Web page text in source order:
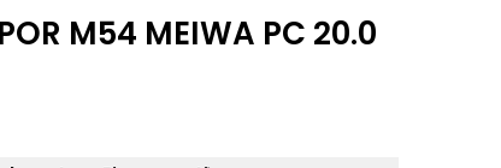
M54 MEIWA PC 20.0